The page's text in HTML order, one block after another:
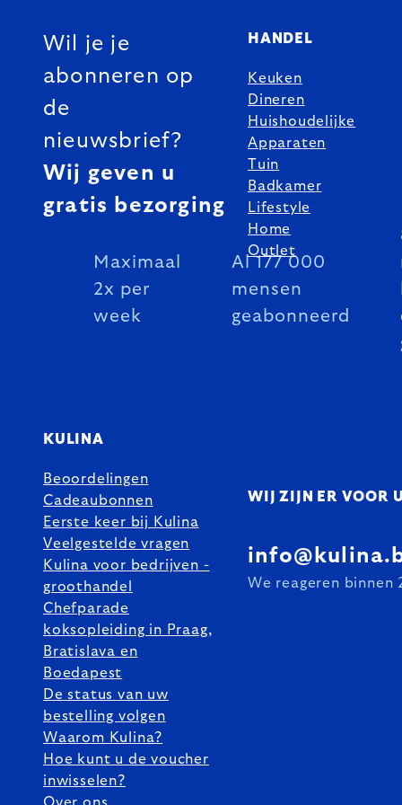
Wil je je
abonneren op
de
nieuwsbrief?
Wij geven u
gratis bezorging
Maximaal
2x per
week
Al 177 000
mensen
geabonneerd
HANDEL
Keuken
Dineren
Huishoudelijke
Apparaten
Tuin
Badkamer
Lifestyle
Home
Outlet
KULINA
Beoordelingen
Cadeaubonnen
Eerste keer bij Kulina
Veelgestelde vragen
Kulina voor bedrijven -
groothandel
Chefparade
koksopleiding in Praag,
Bratislava en
Boedapest
De status van uw
bestelling volgen
Waarom Kulina?
Hoe kunt u de voucher
inwisselen?
WIJ ZIJN ER VOOR U
We reageren binnen